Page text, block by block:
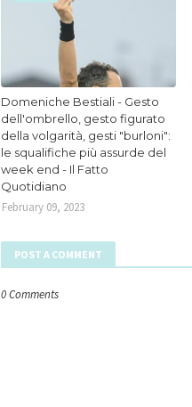
Domeniche Bestiali - Gesto
dell'ombrello, gesto figurato
della volgarità, gesti "burloni":
le squalifiche più assurde del
week end - Il Fatto
Quotidiano
February 09, 2023
POST A COMMENT
0 Comments